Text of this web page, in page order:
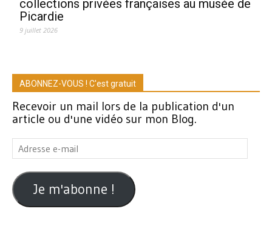
collections privées françaises au musée de
Picardie
9 juillet 2026
ABONNEZ-VOUS ! C'est gratuit
Recevoir un mail lors de la publication d'un
article ou d'une vidéo sur mon Blog.
Adresse
e-
mail
Je m'abonne !